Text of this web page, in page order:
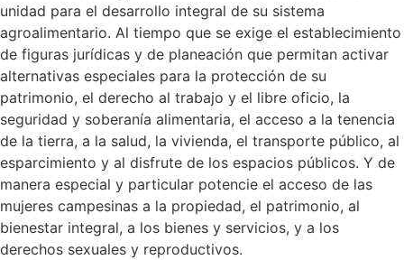
unidad para el desarrollo integral de su sistema
agroalimentario. Al tiempo que se exige el establecimiento
de figuras jurídicas y de planeación que permitan activar
alternativas especiales para la protección de su
patrimonio, el derecho al trabajo y el libre oficio, la
seguridad y soberanía alimentaria, el acceso a la tenencia
de la tierra, a la salud, la vivienda, el transporte público, al
esparcimiento y al disfrute de los espacios públicos. Y de
manera especial y particular potencie el acceso de las
mujeres campesinas a la propiedad, el patrimonio, al
bienestar integral, a los bienes y servicios, y a los
derechos sexuales y reproductivos.